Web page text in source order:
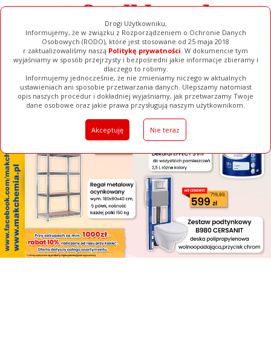
Drogi Użytkowniku,
Informujemy, że w związku z Rozporządzeniem o Ochronie Danych
Osobowych (RODO), które jest stosowane od 25 maja 2018
r.zaktualizowaliśmy naszą Politykę prywatności. W dokumencie tym
wyjaśniamy w sposób przejrzysty i bezpośredni jakie informacje zbieramy i
dlaczego to robimy.
Informujemy jednocześnie, że nie zmieniamy niczego w aktualnych
ustawieniach ani sposobie przetwarzania danych. Ulepszamy natomiast
opis naszych procedur i dokładniej wyjaśniamy, jak przetwarzamy Twoje
dane osobowe oraz jakie prawa przysługują naszym użytkownikom.
Akceptuję Nie teraz
[ ZAMKNIJ ]
Ogłoszenia Filmy Galerie Baza Firm Pełna Wersja